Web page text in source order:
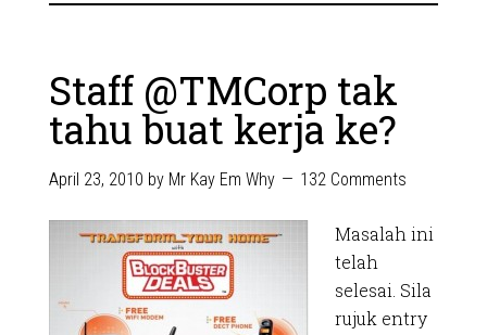
Staff @TMCorp tak
tahu buat kerja ke?
April 23, 2010 by Mr Kay Em Why 132 Comments
Masalah ini
telah
selesai. Sila
rujuk entry